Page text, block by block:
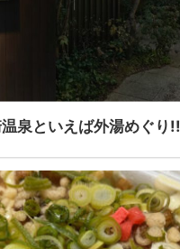
泉といえば外湯めぐり!!